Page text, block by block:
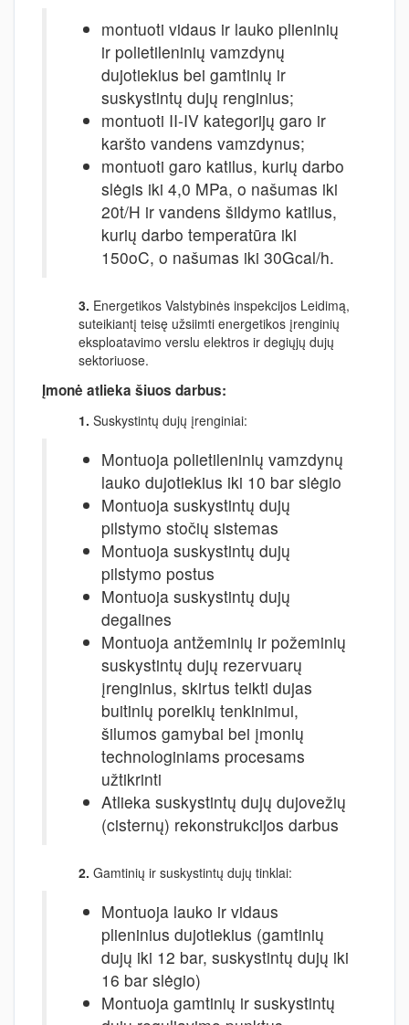
montuoti vidaus ir lauko plieninių
ir polietileninių vamzdynų
dujotiekius bei gamtinių ir
suskystintų dujų renginius;
montuoti II-IV kategorijų garo ir
karšto vandens vamzdynus;
montuoti garo katilus, kurių darbo
slėgis iki 4,0 MPa, o našumas iki
20t/H ir vandens šildymo katilus,
kurių darbo temperatūra iki
150oC, o našumas iki 30Gcal/h.
3. Energetikos Valstybinės inspekcijos Leidimą,
suteikiantį teisę užsiimti energetikos įrenginių
eksploatavimo verslu elektros ir degiųjų dujų
sektoriuose.
Įmonė atlieka šiuos darbus:
1. Suskystintų dujų įrenginiai:
Montuoja polietileninių vamzdynų
lauko dujotiekius iki 10 bar slėgio
Montuoja suskystintų dujų
pilstymo stočių sistemas
Montuoja suskystintų dujų
pilstymo postus
Montuoja suskystintų dujų
degalines
Montuoja antžeminių ir požeminių
suskystintų dujų rezervuarų
įrenginius, skirtus teikti dujas
buitinių poreikių tenkinimui,
šilumos gamybai bei įmonių
technologiniams procesams
užtikrinti
Atlieka suskystintų dujų dujovežių
(cisternų) rekonstrukcijos darbus
2. Gamtinių ir suskystintų dujų tinklai:
Montuoja lauko ir vidaus
plieninius dujotiekius (gamtinių
dujų iki 12 bar, suskystintų dujų iki
16 bar slėgio)
Montuoja gamtinių ir suskystintų